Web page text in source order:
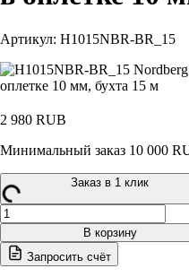
Артикул: H1015NBR-BR_15
2 980 RUB
Минимальный заказ 10 000
Заказ в 1 клик
Количество
товара
H1015NBR-
BR_15
В корзину
Запросить счёт